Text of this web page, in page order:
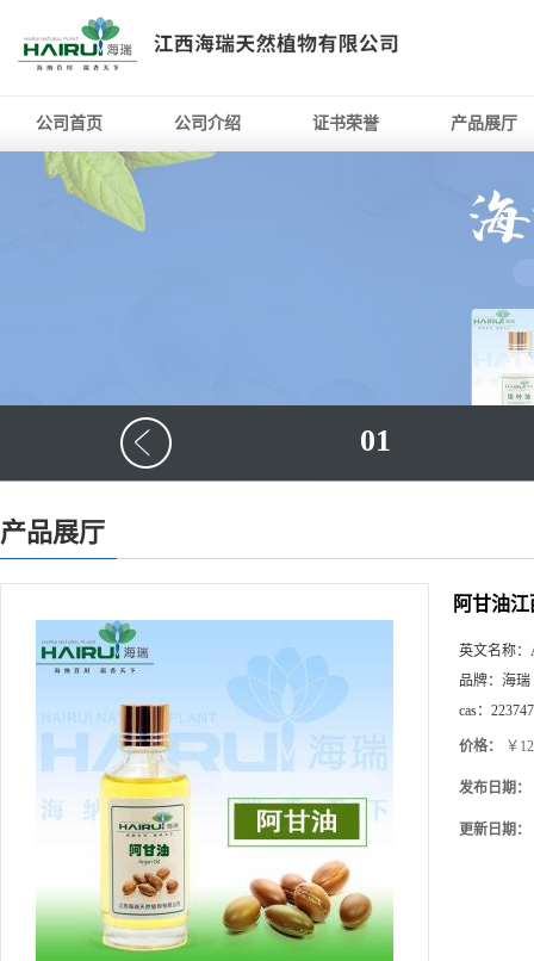
公司首页 公司介绍 证书荣誉 产品展厅
01
产品展厅
阿甘油
英文名称：
品牌： 海瑞
cas：
价格： ￥
发布日期：
更新日期：